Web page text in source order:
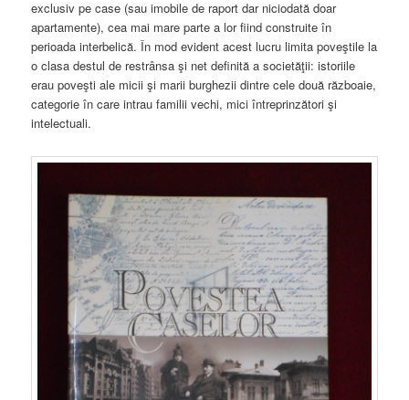
exclusiv pe case (sau imobile de raport dar niciodată doar
apartamente), cea mai mare parte a lor fiind construite în
perioada interbelică. În mod evident acest lucru limita poveştile la
o clasa destul de restrânsa şi net definită a societăţii: istoriile
erau poveşti ale micii şi marii burghezii dintre cele două războaie,
categorie în care intrau familii vechi, mici întreprinzători şi
intelectuali.